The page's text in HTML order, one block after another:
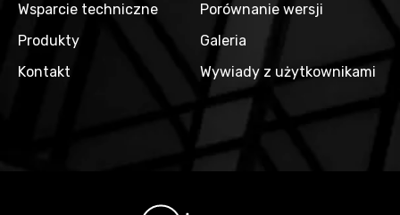
Wsparcie techniczne
Produkty
Kontakt
Porównanie wersji
Galeria
Wywiady z użytkownikami